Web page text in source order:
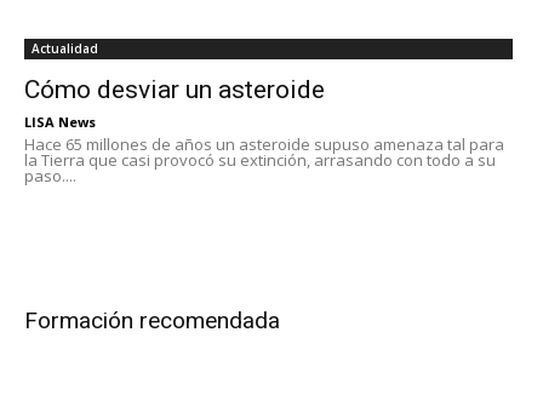
Actualidad
Cómo desviar un asteroide
LISA News
Hace 65 millones de años un asteroide supuso amenaza tal para
la Tierra que casi provocó su extinción, arrasando con todo a su
paso....
Formación recomendada